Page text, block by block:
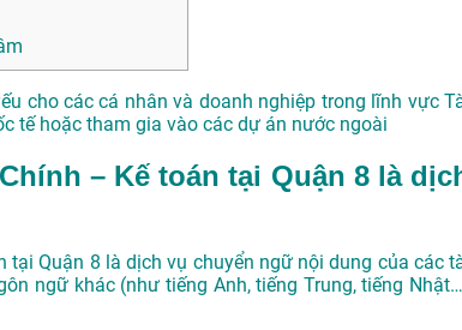
cho các cá nhân và doanh nghiệp trong lĩnh vực
tế hoặc tham gia vào các dự án nước ngoài
– Kế toán tại Quận 8 là
Quận 8 là dịch vụ chuyển ngữ nội dung của các
ngữ khác (như tiếng Anh, tiếng Trung, tiếng